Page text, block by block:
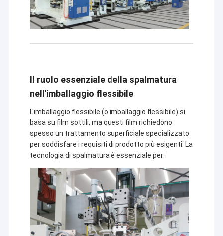
Il ruolo essenziale della spalmatura
nell'imballaggio flessibile
L'imballaggio flessibile (o imballaggio flessibile) si
basa su film sottili, ma questi film richiedono
spesso un trattamento superficiale specializzato
per soddisfare i requisiti di prodotto più esigenti. La
tecnologia di spalmatura è essenziale per: